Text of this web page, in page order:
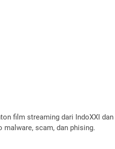
film streaming dari IndoXXI
malware, scam, dan phising.